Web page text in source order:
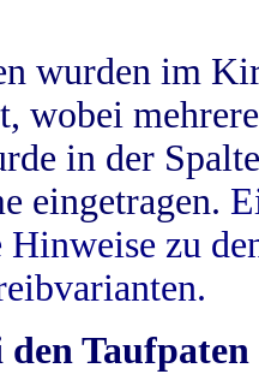
wurden im
wobei
in der
eingetragen.
zu
Taufpaten